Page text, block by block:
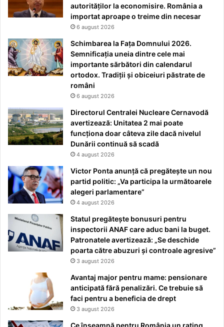
autorităților la economisire. România a
importat aproape o treime din necesar
6 august 2026
Schimbarea la Fața Domnului 2026.
Semnificația uneia dintre cele mai
importante sărbători din calendarul
ortodox. Tradiții și obiceiuri păstrate de
români
6 august 2026
Directorul Centralei Nucleare Cernavodă
avertizează: Unitatea 2 mai poate
funcționa doar câteva zile dacă nivelul
Dunării continuă să scadă
4 august 2026
Victor Ponta anunță că pregătește un nou
partid politic: „Va participa la următoarele
alegeri parlamentare”
4 august 2026
Statul pregătește bonusuri pentru
inspectorii ANAF care aduc bani la buget.
Patronatele avertizează: „Se deschide
poarta către abuzuri și controale agresive”
3 august 2026
Avantaj major pentru mame: pensionare
anticipată fără penalizări. Ce trebuie să
faci pentru a beneficia de drept
3 august 2026
Ce înseamnă pentru România un rating